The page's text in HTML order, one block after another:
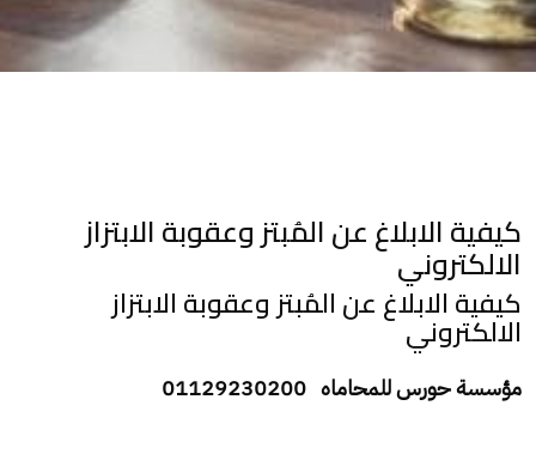
كيفية الابلاغ عن المُبتز وعقوبة الابتزاز
الالكتروني
كيفية الابلاغ عن المُبتز وعقوبة الابتزاز
الالكتروني
مؤسسة حورس للمحاماه 01129230200